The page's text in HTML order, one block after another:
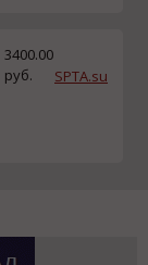
3400.00
руб.
SPTA.su